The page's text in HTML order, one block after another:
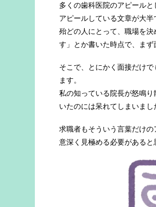
多くの歯科医院のアピール
アピールしている文章が大半
殆どの人にとって、職場を
す」とか書いた時点で、まず
そこで、とにかく面接だけ
ます。
私の知っている院長が怒鳴
いたのには呆れてしまいまし
求職者もそういう言葉だけ
意深く見極める必要があると